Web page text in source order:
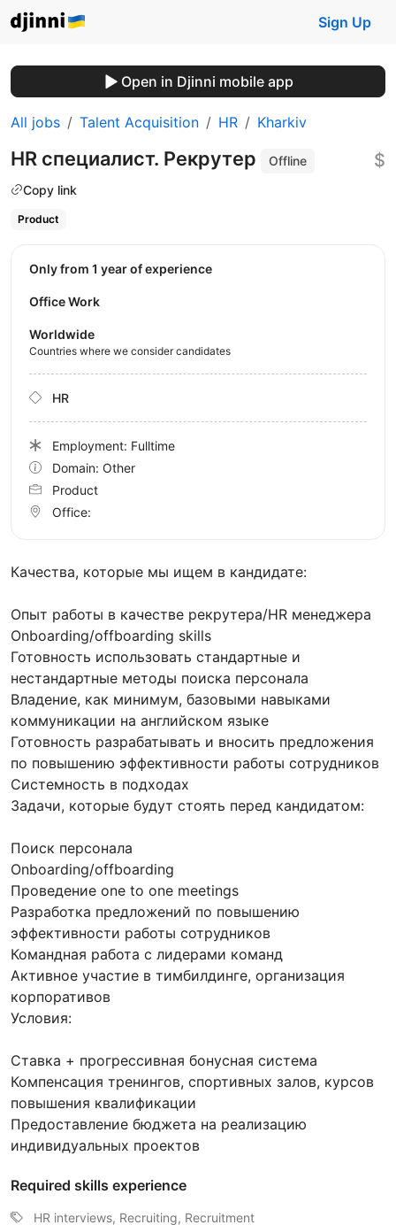
Sign Up
Open in Djinni mobile app
All jobs Talent Acquisition HR Kharkiv
HR специалист. Рекрутер
Offline
Copy link
$
Product
Качества, которые мы ищем в кандидате:
Опыт работы в качестве рекрутера/HR менеджера
Onboarding/offboarding skills
Готовность использовать стандартные и
нестандартные методы поиска персонала
Владение, как минимум, базовыми навыками
коммуникации на английском языке
Готовность разрабатывать и вносить предложения
по повышению эффективности работы сотрудников
Системность в подходах
Задачи, которые будут стоять перед кандидатом:
Поиск персонала
Onboarding/offboarding
Проведение one to one meetings
Разработка предложений по повышению
эффективности работы сотрудников
Командная работа с лидерами команд
Активное участие в тимбилдинге, организация
корпоративов
Условия:
Ставка + прогрессивная бонусная система
Компенсация тренингов, спортивных залов, курсов
повышения квалификации
Предоставление бюджета на реализацию
индивидуальных проектов
Required skills experience
HR interviews, Recruiting, Recruitment
Only from 1 year of experience
Office Work
Worldwide
Countries where we consider candidates
HR
Employment: Fulltime
Domain: Other
Product
Office: